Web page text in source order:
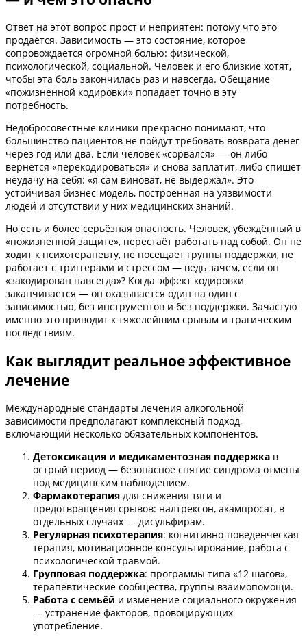
Ответ на этот вопрос прост и неприятен: потому что это
продаётся. Зависимость — это состояние, которое
сопровождается огромной болью: физической,
психологической, социальной. Человек и его близкие хотят,
чтобы эта боль закончилась раз и навсегда. Обещание
«пожизненной кодировки» попадает точно в эту
потребность.
Недобросовестные клиники прекрасно понимают, что
большинство пациентов не пойдут требовать возврата денег
через год или два. Если человек «сорвался» — он либо
вернётся «перекодироваться» и снова заплатит, либо спишет
неудачу на себя: «я сам виноват, не выдержал». Это
устойчивая бизнес-модель, построенная на уязвимости
людей и отсутствии у них медицинских знаний.
Но есть и более серьёзная опасность. Человек, убеждённый в
«пожизненной защите», перестаёт работать над собой. Он не
ходит к психотерапевту, не посещает группы поддержки, не
работает с триггерами и стрессом — ведь зачем, если он
«закодирован навсегда»? Когда эффект кодировки
заканчивается — он оказывается один на один с
зависимостью, без инструментов и без поддержки. Зачастую
именно это приводит к тяжелейшим срывам и трагическим
последствиям.
Как выглядит реальное эффективное
лечение
Международные стандарты лечения алкогольной
зависимости предполагают комплексный подход,
включающий несколько обязательных компонентов.
Детоксикация и медикаментозная поддержка в
острый период — безопасное снятие синдрома отмены
под медицинским наблюдением.
Фармакотерапия для снижения тяги и
предотвращения срывов: налтрексон, акампросат, в
отдельных случаях — дисульфирам.
Регулярная психотерапия: когнитивно-поведенческая
терапия, мотивационное консультирование, работа с
психологической травмой.
Групповая поддержка: программы типа «12 шагов»,
терапевтические сообщества, группы взаимопомощи.
Работа с семьёй и изменение социального окружения
— устранение факторов, провоцирующих
употребление.